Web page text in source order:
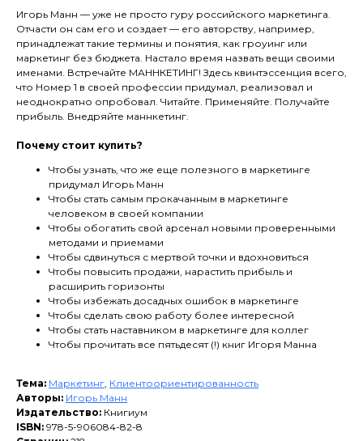
Игорь Манн — уже не просто гуру российского маркетинга.
Отчасти он сам его и создает — его авторству, например,
принадлежат такие термины и понятия, как гроуинг или
маркетинг без бюджета. Настало время назвать вещи своими
именами. Встречайте МАННКЕТИНГ! Здесь квинтэссенция всего,
что Номер 1 в своей профессии придумал, реализовал и
неоднократно опробовал. Читайте. Применяйте. Получайте
прибыль. Внедряйте маннкетинг.
Почему стоит купить?
Чтобы узнать, что же еще полезного в маркетинге
придумал Игорь Манн
Чтобы стать самым прокачанным в маркетинге
человеком в своей компании
Чтобы обогатить свой арсенал новыми проверенными
методами и приемами
Чтобы сдвинуться с мертвой точки и вдохновиться
Чтобы повысить продажи, нарастить прибыль и
расширить горизонты
Чтобы избежать досадных ошибок в маркетинге
Чтобы сделать свою работу более интересной
Чтобы стать наставником в маркетинге для коллег
Чтобы прочитать все пятьдесят (!) книг Игоря Манна
Тема: Маркетинг, Клиентоориентированность
Авторы: Игорь Манн
Издательство: Книгиум
ISBN: 978-5-906084-82-8